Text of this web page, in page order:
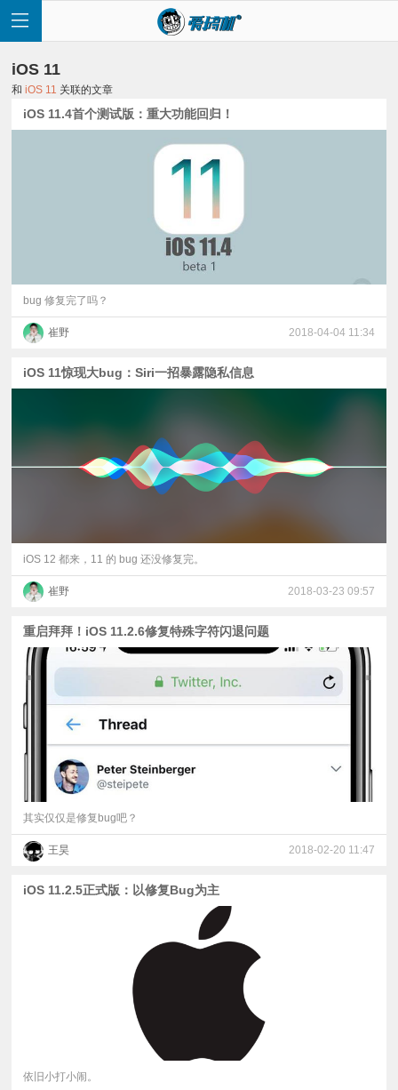
讯
评
频
普
iOS 11
和iOS 11 关联的文章
iOS 11.4首个测试版：重大功能回归！
bug 修复完了吗？
崔野 2018-04-04 11:34
iOS 11惊现大bug：Siri一招暴露隐私信息
iOS 12 都来，11 的 bug 还没修复完。
崔野 2018-03-23 09:57
重启拜拜！iOS 11.2.6修复特殊字符闪退问题
其实仅仅是修复bug吧？
王昊 2018-02-20 11:47
iOS 11.2.5正式版：以修复Bug为主
依旧小打小闹。